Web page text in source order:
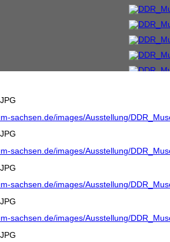
sachsen.de/images/Ausstellung/
sachsen.de/images/Ausstellung/
sachsen.de/images/Ausstellung/
sachsen.de/images/Ausstellung/